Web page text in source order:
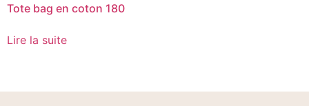
Tote bag en coton 180
Lire la suite